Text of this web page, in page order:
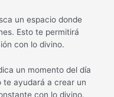
un espacio donde
Esto te permitirá
con lo divino.
un momento del día
te ayudará a crear un
con lo divino.